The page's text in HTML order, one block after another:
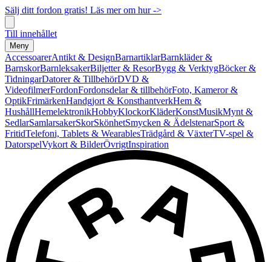
Sälj ditt fordon gratis! Läs mer om hur ->
Till innehållet
Meny
AccessoarerAntikt & DesignBarnartiklarBarnkläder &
BarnskorBarnleksakerBiljetter & ResorBygg & VerktygBöcker &
TidningarDatorer & TillbehörDVD &
VideofilmerFordonFordonsdelar & tillbehörFoto, Kameror &
OptikFrimärkenHandgjort & KonsthantverkHem &
HushållHemelektronikHobbyKlockorKläderKonstMusikMynt &
SedlarSamlarsakerSkorSkönhetSmycken & ÄdelstenarSport &
FritidTelefoni, Tablets & WearablesTrädgård & VäxterTV-spel &
DatorspelVykort & BilderÖvrigtInspiration